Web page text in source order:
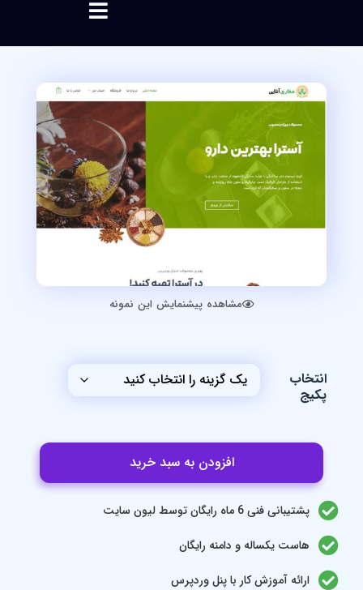
افزودن به سبد خرید
پشتیبانی فنی 6 ماه رایگان توسط لیون سایت
هاست یکساله و دامنه رایگان
ارائه آموزش کار با پنل وردپرس
مشاهده پیشنمایش این نمونه